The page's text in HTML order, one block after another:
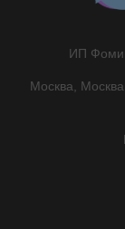
ИП
Москва,